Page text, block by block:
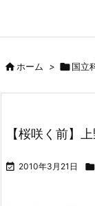
ホーム > 国立
【桜咲く前】
 2010年3月21日 